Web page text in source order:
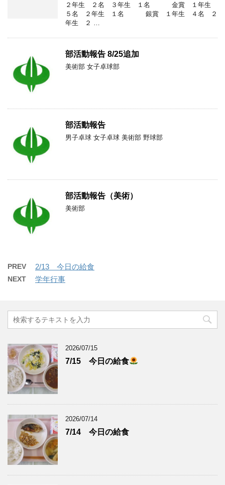
２年生 ２名 ３年生 １名 金賞 １年生
５名 ２年生 １名 銀賞 １年生 ４名 ２
年生 ２ …
部活動報告 8/25追加
美術部 女子卓球部
部活動報告
男子卓球 女子卓球 美術部 野球部
部活動報告（美術）
美術部
PREV 2/13 今日の給食
NEXT 学年行事
2026/07/15
7/15 今日の給食
2026/07/14
7/14 今日の給食